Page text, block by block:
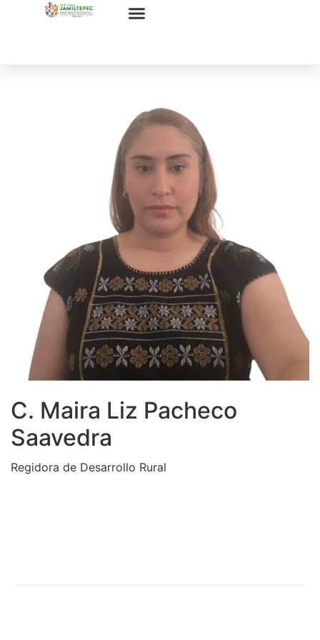
C. Maira Liz Pacheco
Saavedra
Regidora de Desarrollo Rural